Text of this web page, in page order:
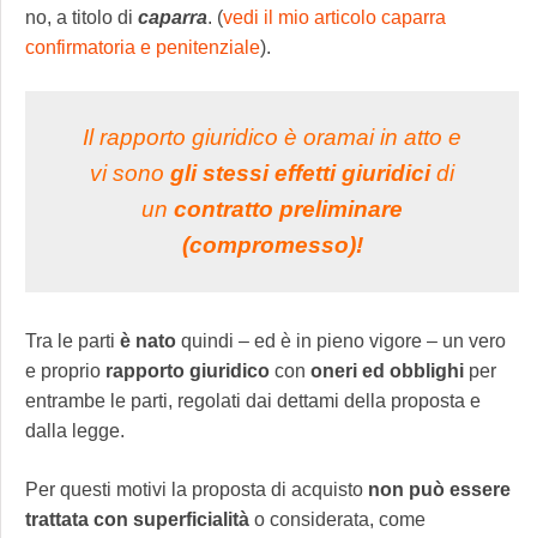
no, a titolo di caparra. (vedi il mio articolo caparra
confirmatoria e penitenziale).
Il rapporto giuridico è oramai in atto e
vi sono gli stessi effetti giuridicidi
un contratto preliminare
(compromesso)!
Tra le parti è nato quindi – ed è in pieno vigore – un vero
e proprio rapporto giuridico con oneri ed obblighi per
entrambe le parti, regolati dai dettami della proposta e
dalla legge.
Per questi motivi la proposta di acquisto non può essere
trattata con superficialità o considerata, come